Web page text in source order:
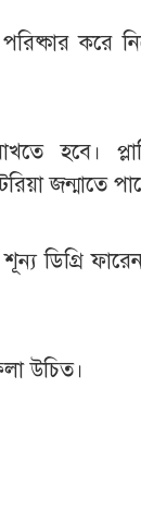
করে
হবে।
জন্মাতে
ডিগ্রি
উচিত।